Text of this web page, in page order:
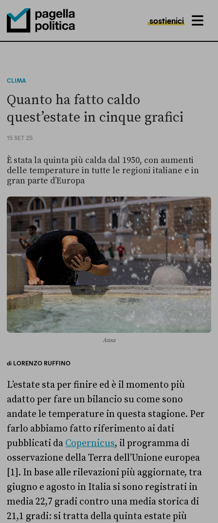
Pagella Politica Logo
sostienici MENU
CLIMA
Quanto ha fatto caldo
quest’estate in cinque grafici
15 SET 25
È stata la quinta più calda dal 1950, con aumenti
delle temperature in tutte le regioni italiane e in
gran parte d’Europa
Ansa
di LORENZO RUFFINO
L’estate sta per finire ed è il momento più
adatto per fare un bilancio su come sono
andate le temperature in questa stagione. Per
farlo abbiamo fatto riferimento ai dati
pubblicati da Copernicus, il programma di
osservazione della Terra dell’Unione europea
[1]. In base alle rilevazioni più aggiornate, tra
giugno e agosto in Italia si sono registrati in
media 22,7 gradi contro una media storica di
21,1 gradi: si tratta della quinta estate più